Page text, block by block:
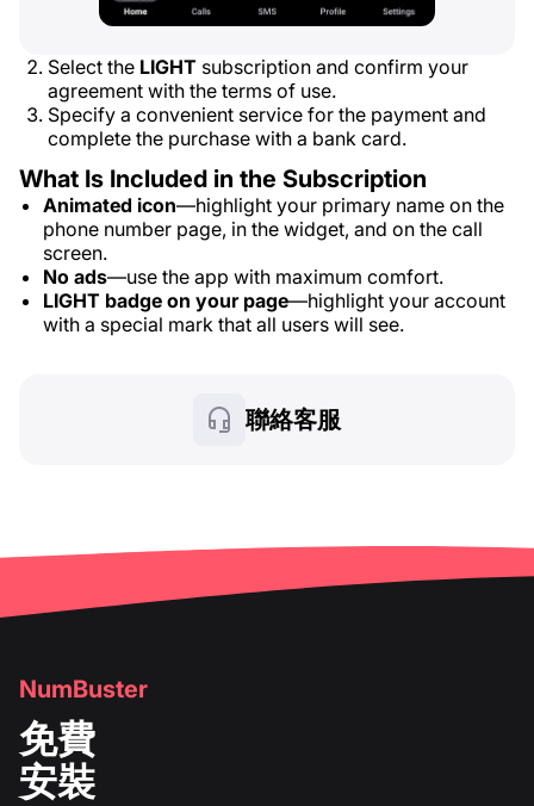
Select the LIGHT subscription and confirm your
agreement with the terms of use.
Specify a convenient service for the payment and
complete the purchase with a bank card.
What Is Included in the Subscription
Animated icon—highlight your primary name on the
phone number page, in the widget, and on the call
screen.
No ads—use the app with maximum comfort.
LIGHT badge on your page—highlight your account
with a special mark that all users will see.
聯絡客服
NumBuster
免費
安裝